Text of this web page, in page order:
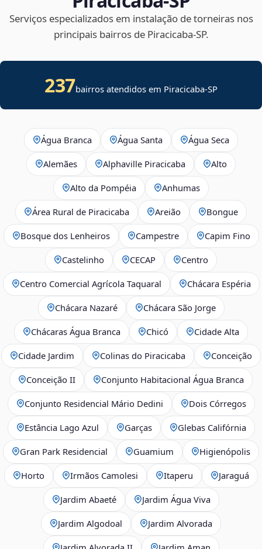
Serviços especializados em instalação de torneiras nos
principais bairros de Piracicaba‑SP.
237bairros atendidos em Piracicaba-SP
Água Branca Água Santa Água Seca
Alemães Alphaville Piracicaba Alto
Alto da Pompéia Anhumas
Área Rural de Piracicaba Areião Bongue
Bosque dos Lenheiros Campestre Capim Fino
Castelinho CECAP Centro
Centro Comercial Agrícola Taquaral Chácara Espéria
Chácara Nazaré Chácara São Jorge
Chácaras Água Branca Chicó Cidade Alta
Cidade Jardim Colinas do Piracicaba Conceição
Conceição II Conjunto Habitacional Água Branca
Conjunto Residencial Mário Dedini Dois Córregos
Estância Lago Azul Garças Glebas Califórnia
Gran Park Residencial Guamium Higienópolis
Horto Irmãos Camolesi Itaperu Jaraguá
Jardim Abaeté Jardim Água Viva
Jardim Algodoal Jardim Alvorada